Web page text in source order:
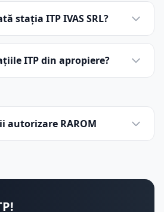
stația ITP IVAS SRL?
ITP din apropiere?
autorizare RAROM